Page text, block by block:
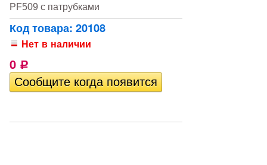
PF509 с патрубками
Код товара: 20108
Нет в наличии
0 Р